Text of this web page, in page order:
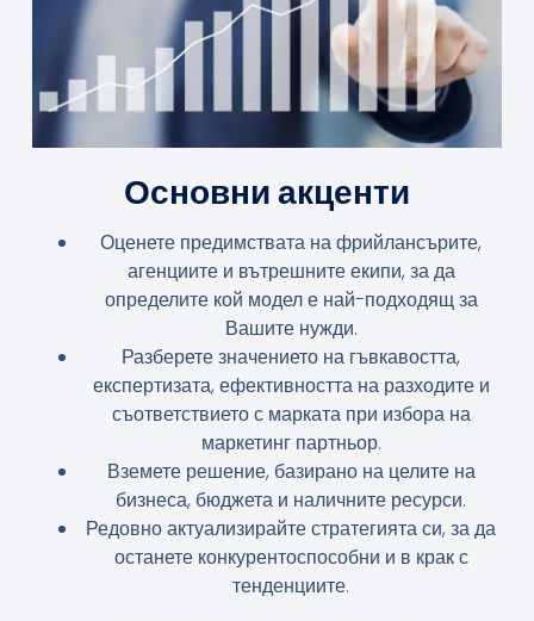
Основни акценти
Оценете предимствата на фрийлансърите,
агенциите и вътрешните екипи, за да
определите кой модел е най-подходящ за
Вашите нужди.
Разберете значението на гъвкавостта,
експертизата, ефективността на разходите и
съответствието с марката при избора на
маркетинг партньор.
Вземете решение, базирано на целите на
бизнеса, бюджета и наличните ресурси.
Редовно актуализирайте стратегията си, за да
останете конкурентоспособни и в крак с
тенденциите.